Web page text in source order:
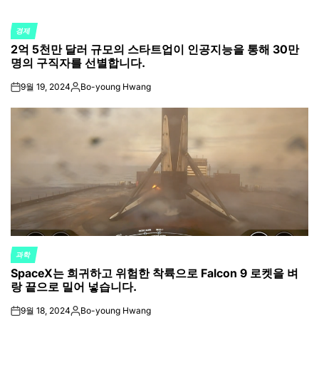
POSTED
IN
경제
2억 5천만 달러 규모의 스타트업이 인공지능을 통해 30만
명의 구직자를 선별합니다.
on9월 19, 2024Posted
Bo-young Hwang
POSTED
IN
과학
SpaceX는 희귀하고 위험한 착륙으로 Falcon 9 로켓을 벼
랑 끝으로 밀어 넣습니다.
on9월 18, 2024Posted
Bo-young Hwang